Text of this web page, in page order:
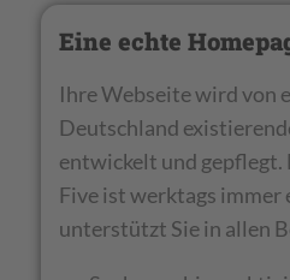
Eine echte
Ihre Webseite wird von
Deutschland
entwickelt und gepflegt.
Five ist werktags immer
unterstützt Sie in allen